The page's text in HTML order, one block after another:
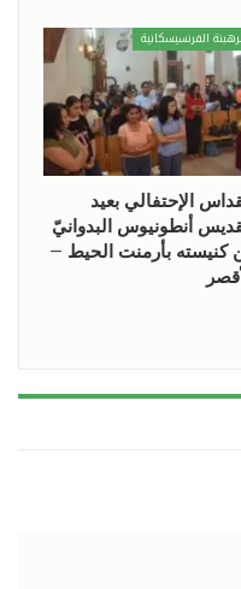
الفرنسيسكانية
الإحتفالي بعيد
أنطونيوس البدوانيّ
كنيسته بأرمنت الحيط –